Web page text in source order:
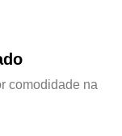
comodidade na